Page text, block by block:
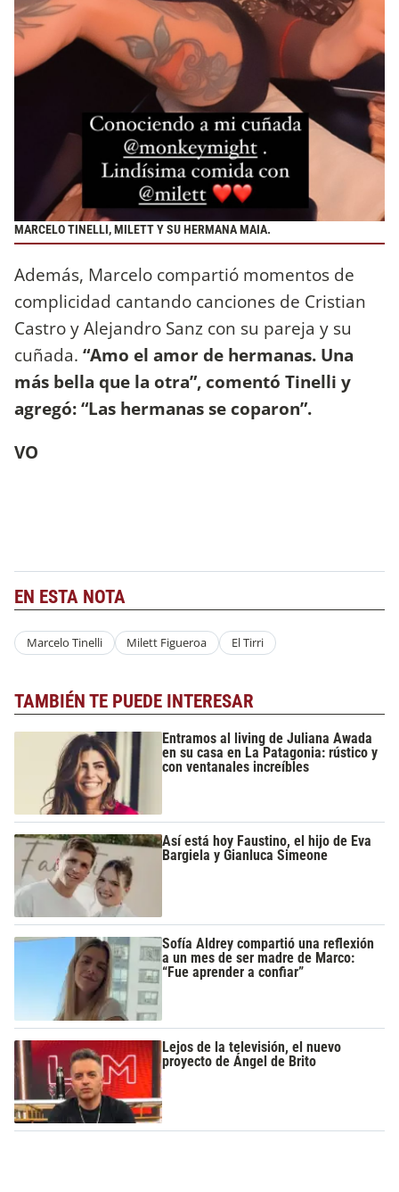
MARCELO TINELLI, MILETT Y SU HERMANA MAIA.
Además, Marcelo compartió momentos de
complicidad cantando canciones de Cristian
Castro y Alejandro Sanz con su pareja y su
cuñada. “Amo el amor de hermanas. Una
más bella que la otra”, comentó Tinelli y
agregó: “Las hermanas se coparon”.
VO
EN ESTA NOTA
Marcelo Tinelli Milett Figueroa El Tirri
TAMBIÉN TE PUEDE INTERESAR
Entramos al living de Juliana Awada
en su casa en La Patagonia: rústico y
con ventanales increíbles
Así está hoy Faustino, el hijo de Eva
Bargiela y Gianluca Simeone
Sofía Aldrey compartió una reflexión
a un mes de ser madre de Marco:
“Fue aprender a confiar”
Lejos de la televisión, el nuevo
proyecto de Ángel de Brito